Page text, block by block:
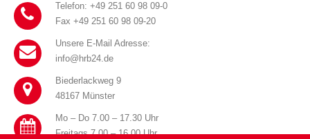
Telefon: +49 251 60 98 09-0
Fax +49 251 60 98 09-20
Unsere E-Mail Adresse:
info@hrb24.de
Biederlackweg 9
48167 Münster
Mo – Do 7.00 – 17.30 Uhr
Freitags 7.00 – 16.00 Uhr